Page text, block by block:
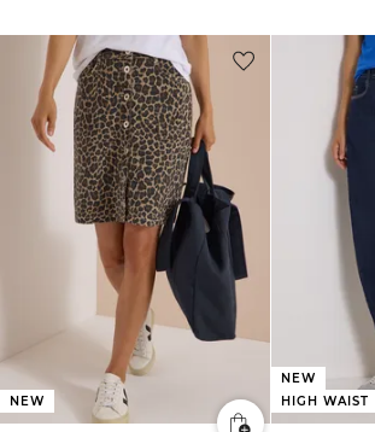
NEW
NEW
HIGH WAIST